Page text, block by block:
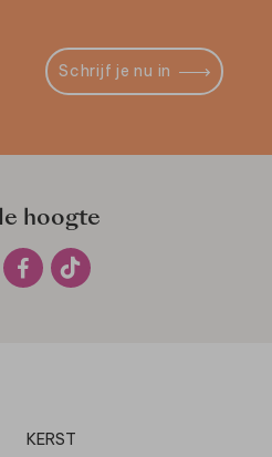
Schrijf je nu in
hoogte
KERST